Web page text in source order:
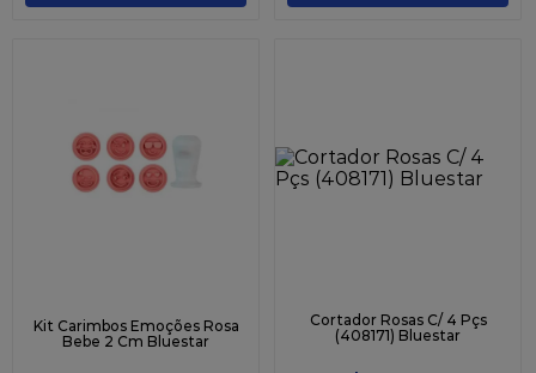
Kit Carimbos Emoções Rosa
Bebe 2 Cm Bluestar
Cortador Rosas C/ 4 Pçs
(408171) Bluestar